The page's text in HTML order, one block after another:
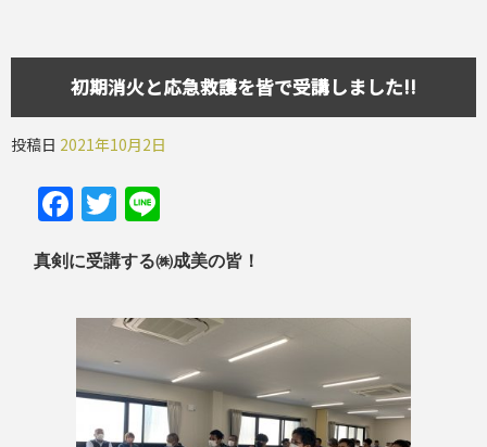
初期消火と応急救護を皆で受講しました!!
投稿日 2021年10月2日
Facebook
Twitter
真剣に受講する㈱成美の皆！